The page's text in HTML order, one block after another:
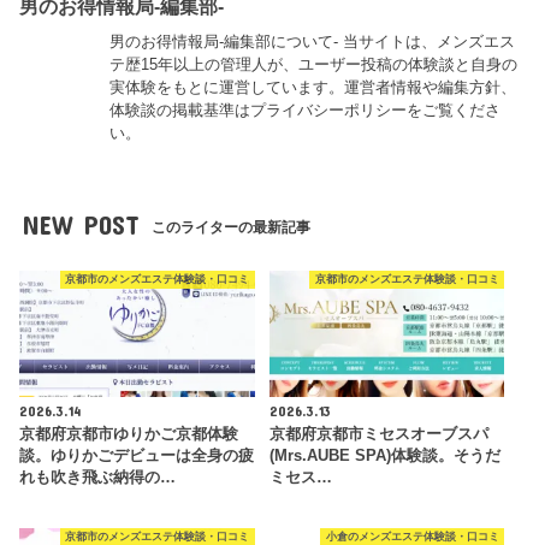
男のお得情報局-編集部-
男のお得情報局-編集部について- 当サイトは、メンズエス
テ歴15年以上の管理人が、ユーザー投稿の体験談と自身の
実体験をもとに運営しています。運営者情報や編集方針、
体験談の掲載基準はプライバシーポリシーをご覧くださ
い。
NEW POST このライターの最新記事
京都市のメンズエステ体験談・口コミ
2026.3.14
京都府京都市ゆりかご京都体験
談。ゆりかごデビューは全身の疲
れも吹き飛ぶ納得の…
京都市のメンズエステ体験談・口コミ
2026.3.13
京都府京都市ミセスオーブスパ
(Mrs.AUBE SPA)体験談。そうだ
ミセス…
京都市のメンズエステ体験談・口コミ 小倉のメンズエステ体験談・口コミ